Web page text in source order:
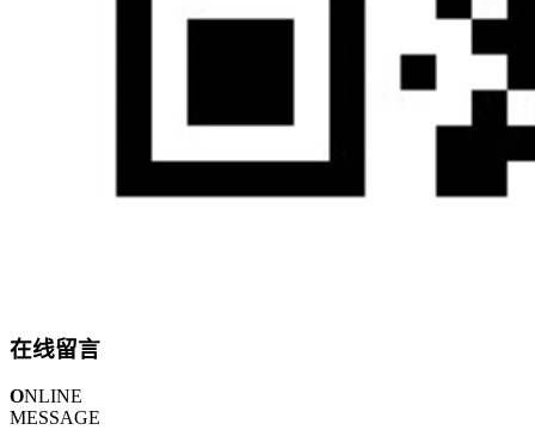
在线留言
ONLINE
MESSAGE